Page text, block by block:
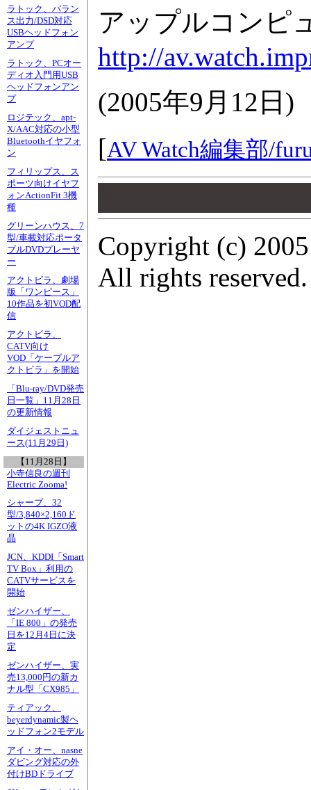
ラトック、バラン
ス出力/DSD対応
USBヘッドフォン
アンプ
ラトック、PCオー
ディオ入門用USB
ヘッドフォンアン
プ
ロジテック、apt-
X/AAC対応の小型
Bluetoothイヤフォ
ン
フィリップス、ス
ポーツ向けイヤフ
ォンActionFit 3機
種
グリーンハウス、7
型/車載対応ポータ
ブルDVDプレーヤ
ー
アクトビラ、劇場
版「ワンピース」
10作品を初VOD配
信
アクトビラ、
CATV向け
VOD「ケーブルア
クトビラ」を開始
「Blu-ray/DVD発売
日一覧」11月28日
の更新情報
ダイジェストニュ
ース(11月29日)
【11月28日】
小寺信良の週刊
Electric Zooma!
シャープ、32
型/3,840×2,160ド
ットの4K IGZO液
晶
JCN、KDDI「Smart
TV Box」利用の
CATVサービスを
開始
ゼンハイザー、
「IE 800」の発売
日を12月4日に決
定
ゼンハイザー、実
売13,000円の新カ
ナル型「CX985」
ティアック、
beyerdynamic製ヘ
ッドフォン2モデル
アイ・オー、nasne
ダビング対応の外
付けBDドライブ
アップルコンピ
http://
(2005年9月12日 )
[AV Watch編集部/
Copyright (c)
All rights reserved.